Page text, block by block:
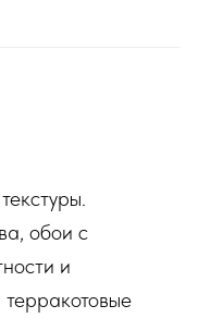
обои с
и